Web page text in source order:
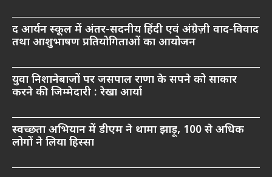
द आर्यन स्कूल में अंतर-सदनीय हिंदी एवं अंग्रेज़ी वाद-विवाद
तथा आशुभाषण प्रतियोगिताओं का आयोजन
युवा निशानेबाजों पर जसपाल राणा के सपने को साकार
करने की जिम्मेदारी : रेखा आर्या
स्वच्छता अभियान में डीएम ने थामा झाड़ू, 100 से अधिक
लोगों ने लिया हिस्सा